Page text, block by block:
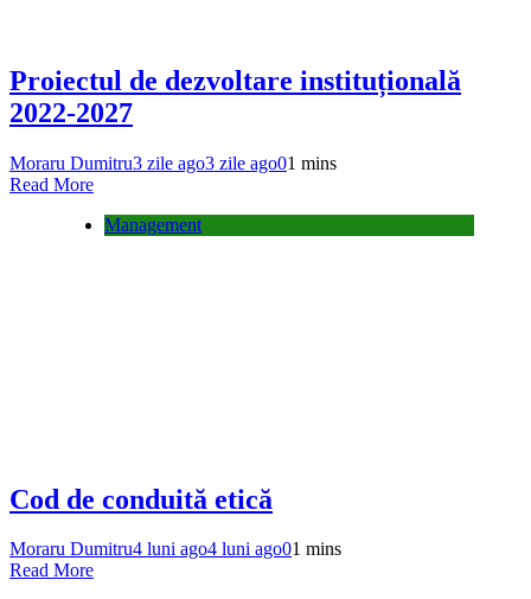
Proiectul de dezvoltare instituțională
2022-2027
Moraru Dumitru3 zile ago3 zile ago01 mins
Read More
Management
Cod de conduită etică
Moraru Dumitru4 luni ago4 luni ago01 mins
Read More